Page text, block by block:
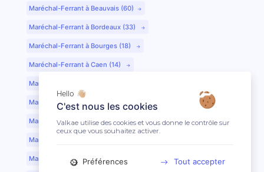
Maréchal-Ferrant à Beauvais (60)
Maréchal-Ferrant à Bordeaux (33)
Maréchal-Ferrant à Bourges (18)
Maréchal-Ferrant à Caen (14)
Maréchal-Ferrant à Chartres (28)
Maréchal-Ferrant à Cherbourg (50)
Maréchal-Ferrant à Clermont-Ferrand (63)
Maréchal-Ferrant à Colmar (68)
Maréchal-Ferrant à Dijon (21)
Hello 👋🏼
C'est nous les cookies
Valkae utilise des cookies et vous donne le contrôle sur
ceux que vous souhaitez activer.
Préférences Tout accepter